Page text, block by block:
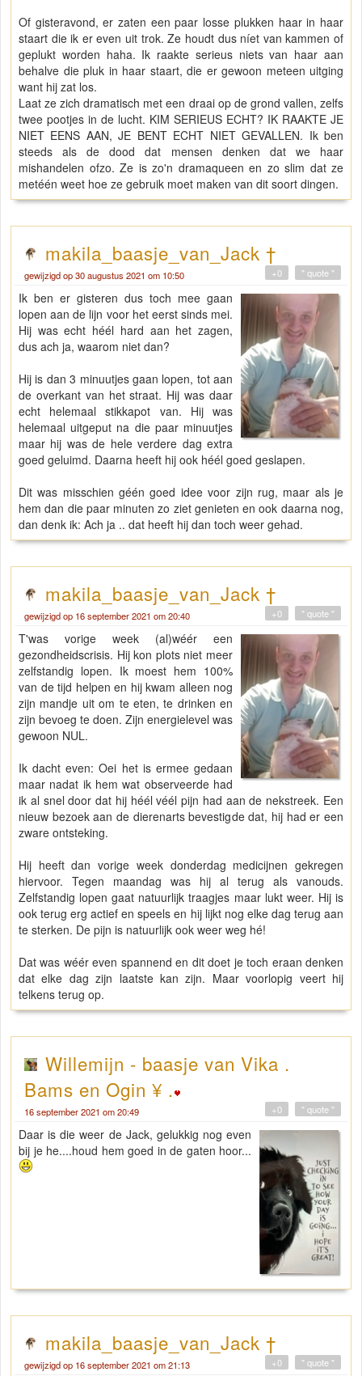
Of gisteravond, er zaten een paar losse plukken haar in haar
staart die ik er even uit trok. Ze houdt dus níet van kammen of
geplukt worden haha. Ik raakte serieus niets van haar aan
behalve die pluk in haar staart, die er gewoon meteen uitging
want hij zat los.
Laat ze zich dramatisch met een draai op de grond vallen, zelfs
twee pootjes in de lucht. KIM SERIEUS ECHT? IK RAAKTE JE
NIET EENS AAN, JE BENT ECHT NIET GEVALLEN. Ik ben
steeds als de dood dat mensen denken dat we haar
mishandelen ofzo. Ze is zo'n dramaqueen en zo slim dat ze
metéén weet hoe ze gebruik moet maken van dit soort dingen.
makila_baasje_van_Jack †
gewijzigd op 30 augustus 2021 om 10:50 " quote "
+0
Ik ben er gisteren dus toch mee gaan
lopen aan de lijn voor het eerst sinds mei.
Hij was echt héél hard aan het zagen,
dus ach ja, waarom niet dan?
Hij is dan 3 minuutjes gaan lopen, tot aan
de overkant van het straat. Hij was daar
echt helemaal stikkapot van. Hij was
helemaal uitgeput na die paar minuutjes
maar hij was de hele verdere dag extra
goed geluimd. Daarna heeft hij ook héél goed geslapen.
Dit was misschien géén goed idee voor zijn rug, maar als je
hem dan die paar minuten zo ziet genieten en ook daarna nog,
dan denk ik: Ach ja .. dat heeft hij dan toch weer gehad.
makila_baasje_van_Jack †
gewijzigd op 16 september 2021 om 20:40 " quote "
+0
T'was vorige week (al)wéér een
gezondheidscrisis. Hij kon plots niet meer
zelfstandig lopen. Ik moest hem 100%
van de tijd helpen en hij kwam alleen nog
zijn mandje uit om te eten, te drinken en
zijn bevoeg te doen. Zijn energielevel was
gewoon NUL.
Ik dacht even: Oei het is ermee gedaan
maar nadat ik hem wat observeerde had
ik al snel door dat hij héél véél pijn had aan de nekstreek. Een
nieuw bezoek aan de dierenarts bevestigde dat, hij had er een
zware ontsteking.
Hij heeft dan vorige week donderdag medicijnen gekregen
hiervoor. Tegen maandag was hij al terug als vanouds.
Zelfstandig lopen gaat natuurlijk traagjes maar lukt weer. Hij is
ook terug erg actief en speels en hij lijkt nog elke dag terug aan
te sterken. De pijn is natuurlijk ook weer weg hé!
Dat was wéér even spannend en dit doet je toch eraan denken
dat elke dag zijn laatste kan zijn. Maar voorlopig veert hij
telkens terug op.
Willemijn - baasje van Vika .
Bams en Ogin ¥ .
16 september 2021 om 20:49 " quote "
+0
Daar is die weer de Jack, gelukkig nog even
bij je he....houd hem goed in de gaten hoor...
makila_baasje_van_Jack †
gewijzigd op 16 september 2021 om 21:13 " quote "
+0